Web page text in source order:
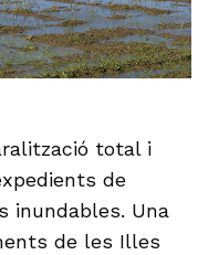
total i
de
inundables. Una
de les Illes